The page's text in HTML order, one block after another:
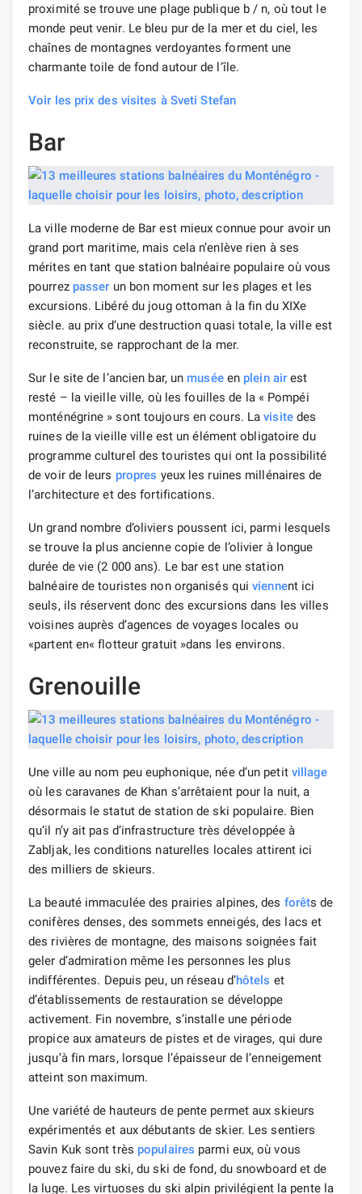
proximité se trouve une plage publique b / n, où tout le
monde peut venir. Le bleu pur de la mer et du ciel, les
chaînes de montagnes verdoyantes forment une
charmante toile de fond autour de l’île.
Voir les prix des visites à Sveti Stefan
Bar
La ville moderne de Bar est mieux connue pour avoir un
grand port maritime, mais cela n’enlève rien à ses
mérites en tant que station balnéaire populaire où vous
pourrez passer un bon moment sur les plages et les
excursions. Libéré du joug ottoman à la fin du XIXe
siècle. au prix d’une destruction quasi totale, la ville est
reconstruite, se rapprochant de la mer.
Sur le site de l’ancien bar, un muséeen plein air est
resté – la vieille ville, où les fouilles de la « Pompéi
monténégrine » sont toujours en cours. Lavisitedes
ruines de la vieille ville est un élément obligatoire du
programme culturel des touristes qui ont la possibilité
de voir de leurs propres yeux les ruines millénaires de
l’architecture et des fortifications.
Un grand nombre d’oliviers poussent ici, parmi lesquels
se trouve la plus ancienne copie de l’olivier à longue
durée de vie (2 000 ans). Le bar est une station
balnéaire de touristes non organisés quiviennent ici
seuls, ils réservent donc des excursions dans les villes
voisines auprès d’agences de voyages locales ou
«partent en« flotteur gratuit »dans les environs.
Grenouille
Une ville au nom peu euphonique, née d’un petit village
où les caravanes de Khan s’arrêtaient pour la nuit, a
désormais le statut de station de ski populaire. Bien
qu’il n’y ait pas d’infrastructure très développée à
Zabljak, les conditions naturelles locales attirent ici
des milliers de skieurs.
La beauté immaculée des prairies alpines, des forêts de
conifères denses, des sommets enneigés, des lacs et
des rivières de montagne, des maisons soignées fait
geler d’admiration même les personnes les plus
indifférentes. Depuis peu, un réseau d’hôtels et
d’établissements de restauration se développe
activement. Fin novembre, s’installe une période
propice aux amateurs de pistes et de virages, qui dure
jusqu’à fin mars, lorsque l’épaisseur de l’enneigement
atteint son maximum.
Une variété de hauteurs de pente permet aux skieurs
expérimentés et aux débutants de skier. Les sentiers
Savin Kuk sont très populaires parmi eux, où vous
pouvez faire du ski, du ski de fond, du snowboard et de
la luge. Les virtuoses du ski alpin privilégient la pente la